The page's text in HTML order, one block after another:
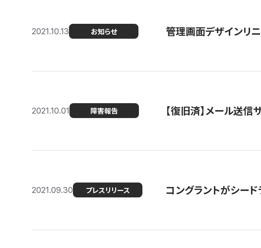
2021.10.13 お知らせ 管理画面デザインリ
2021.10.01 障害報告 【復旧済】メール送
2021.09.30 プレスリリース コングラントがシー